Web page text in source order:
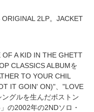
2LP。JACKET
A KID IN THE GHETT
CLASSICS ALBUMを
TO YOUR CHIL
IT GOIN' ON)"、"LOVE
グルを生んだボストン
の2002年の2NDソロ・